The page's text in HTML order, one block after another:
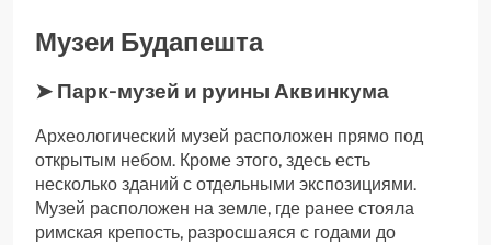
Музеи Будапешта
➤ Парк-музей и руины Аквинкума
Археологический музей расположен прямо под
открытым небом. Кроме этого, здесь есть
несколько зданий с отдельными экспозициями.
Музей расположен на земле, где ранее стояла
римская крепость, разросшаяся с годами до